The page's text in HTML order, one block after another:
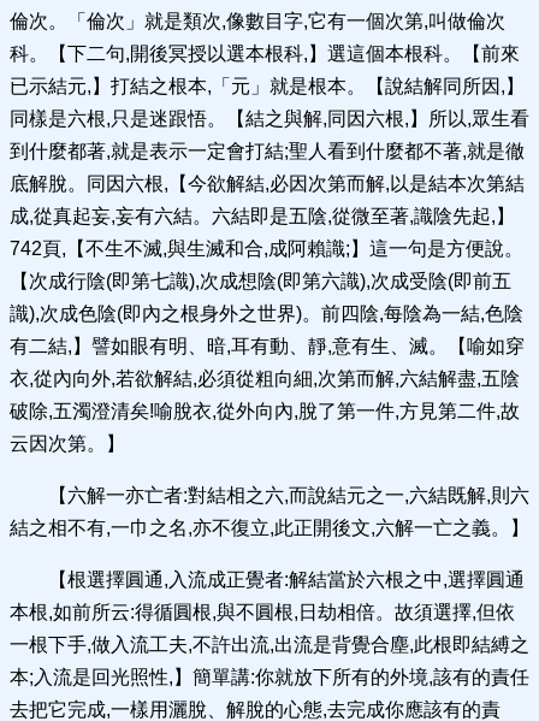
倫次。「倫次」就是類次,像數目字,它有一個次第,叫做倫次
科。【下二句,開後冥授以選本根科,】選這個本根科。【前來
已示結元,】打結之根本,「元」就是根本。【說結解同所因,】
同樣是六根,只是迷跟悟。【結之與解,同因六根,】所以,眾生看
到什麼都著,就是表示一定會打結;聖人看到什麼都不著,就是徹
底解脫。同因六根,【今欲解結,必因次第而解,以是結本次第結
成,從真起妄,妄有六結。六結即是五陰,從微至著,識陰先起,】
742頁,【不生不滅,與生滅和合,成阿賴識;】這一句是方便說。
【次成行陰(即第七識),次成想陰(即第六識),次成受陰(即前五
識),次成色陰(即內之根身外之世界)。前四陰,每陰為一結,色陰
有二結,】譬如眼有明、暗,耳有動、靜,意有生、滅。【喻如穿
衣,從內向外,若欲解結,必須從粗向細,次第而解,六結解盡,五陰
破除,五濁澄清矣!喻脫衣,從外向內,脫了第一件,方見第二件,故
云因次第。】
【六解一亦亡者:對結相之六,而說結元之一,六結既解,則六
結之相不有,一巾之名,亦不復立,此正開後文,六解一亡之義。】
【根選擇圓通,入流成正覺者:解結當於六根之中,選擇圓通
本根,如前所云:得循圓根,與不圓根,日劫相倍。故須選擇,但依
一根下手,做入流工夫,不許出流,出流是背覺合塵,此根即結縛之
本;入流是回光照性,】簡單講:你就放下所有的外境,該有的責任
去把它完成,一樣用灑脫、解脫的心態,去完成你應該有的責